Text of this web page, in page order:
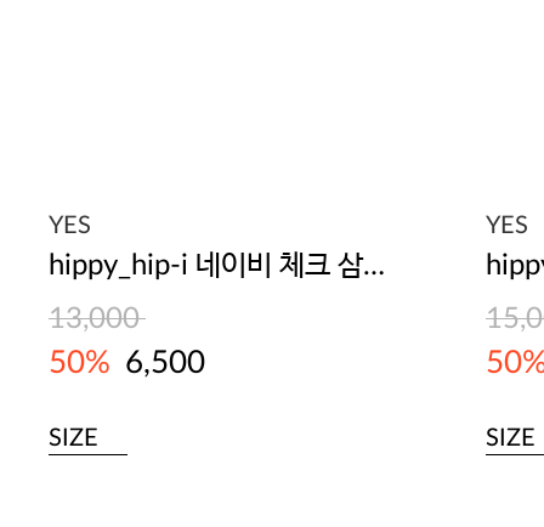
YES
hippy_hip-i 네이비 체크 삼각팬티
13,000
50% 6,500
SIZE
YES
SIZE